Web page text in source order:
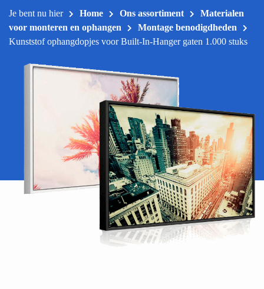
Je bent nu hier Home Ons assortiment
Materialen
voor monteren en ophangen
Montage benodigdheden
Kunststof ophangdopjes voor Built-In-Hanger gaten 1.000 stuks